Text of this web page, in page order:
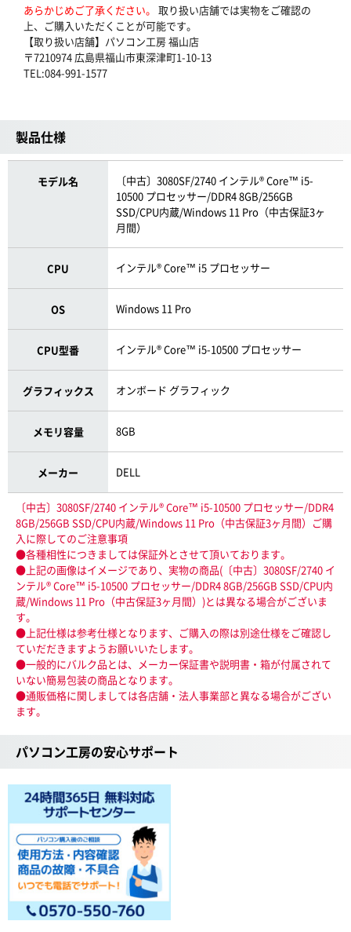
あらかじめご了承ください。 取り扱い店舗では実物をご確認の
上、ご購入いただくことが可能です。
【取り扱い店舗】パソコン工房 福山店
〒7210974 広島県福山市東深津町1-10-13
TEL:084-991-1577
製品仕様
モデル名
〔中古〕3080SF/2740 インテル® Core™ i5-
10500 プロセッサー/DDR4 8GB/256GB
SSD/CPU内蔵/Windows 11 Pro（中古保証3ヶ
月間）
CPU インテル® Core™ i5 プロセッサー
OS Windows 11 Pro
CPU型番 インテル® Core™ i5-10500 プロセッサー
グラフィックス オンボード グラフィック
メモリ容量 8GB
メーカー DELL
〔中古〕3080SF/2740 インテル® Core™ i5-10500 プロセッサー/DDR4
8GB/256GB SSD/CPU内蔵/Windows 11 Pro（中古保証3ヶ月間）ご購
入に際してのご注意事項
●各種相性につきましては保証外とさせて頂いております。
●上記の画像はイメージであり、実物の商品(〔中古〕3080SF/2740 イ
ンテル® Core™ i5-10500 プロセッサー/DDR4 8GB/256GB SSD/CPU内
蔵/Windows 11 Pro（中古保証3ヶ月間）)とは異なる場合がございま
す。
●上記仕様は参考仕様となります、ご購入の際は別途仕様をご確認し
ていだだきますようお願いいたします。
●一般的にバルク品とは、メーカー保証書や説明書・箱が付属されて
いない簡易包装の商品となります。
●通販価格に関しましては各店舗・法人事業部と異なる場合がござい
ます。
パソコン工房の安心サポート